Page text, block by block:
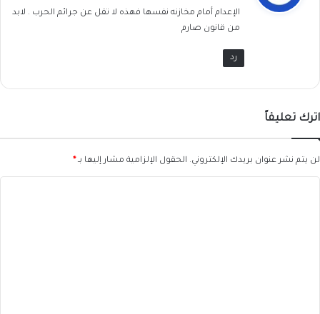
ل
الإعدام أمام مخازنه نفسها فهذه لا تقل عن جرائم الحرب . لابد
من قانون صارم
رد
اترك تعليقاً
لن يتم نشر عنوان بريدك الإلكتروني. الحقول الإلزامية مشار إليها بـ*